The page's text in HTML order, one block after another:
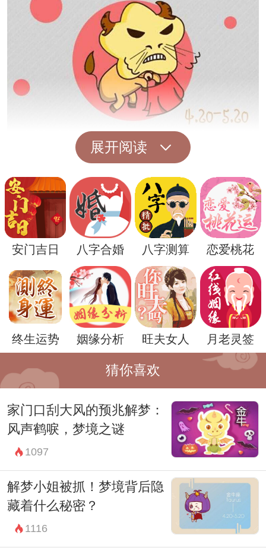
其次，梦境中的血液象征着生命的能量和精
华，在梦境中失血则可能暗示梦者在现实生
活中感到精力逐渐消耗或者生活状态不稳
定。因此，梦见咳痰吐血可能提示梦者应该
关注自己的身体健康和心理状态，及时调整
生活节奏，寻找情绪上的出口，释放压力。
进一步分析，梦境中的咳痰和吐血也可能与
梦者近期的生活经历或身体感受有关。例
如，可能是梦者在现实中曾经有过类似的身
体不适或者看到过相关的场景，而潜意识中
将这些感受转化为了梦境中的符号。
此外，根据梦境的整体氛围和周围环境的细
节，也可以进一步推断出梦境的具体含义。
比如，如果梦中的吐血场景出现在一个紧张
和焦虑的环境中，可能暗示梦者在现实中面
临着重大的挑战或者压力，需要寻找解决问
题的方法。
然而，周公解梦并不仅限于单一的象征解
展开阅读
安门吉日 八字合婚 八字测算 恋爱桃花
终生运势 姻缘分析 旺夫女人 月老灵签
猜你喜欢
家门口刮大风的预兆解梦：
风声鹤唳，梦境之谜
1097
解梦小姐被抓！梦境背后隐
藏着什么秘密？
1116